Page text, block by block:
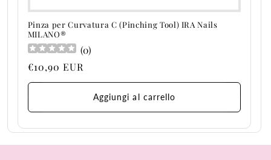
Pinza per Curvatura C (Pinching Tool) IRA Nails
MILANO®
(0)
Prezzo
di
€10,90 EUR
Aggiungi al carrello